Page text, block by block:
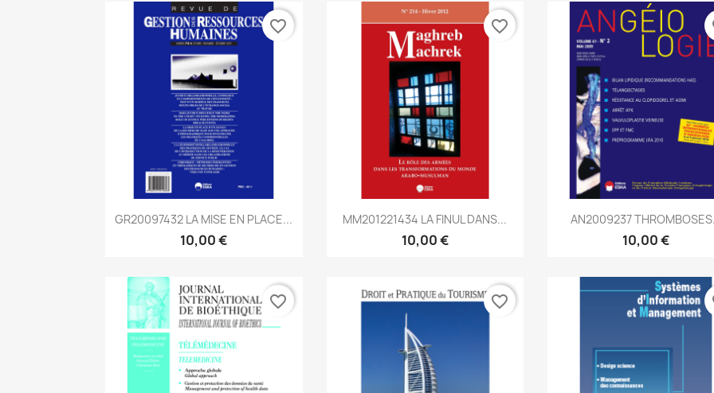
Aperçu rapide
GR20097432 LA MISE EN PLACE...
10,00 €
favorite_border
Aperçu rapide
MM201221434 LA FINUL DANS...
10,00 €
favorite_border
Aperçu rapide
AN2009237
10,00 €
favorite_border favorite_border